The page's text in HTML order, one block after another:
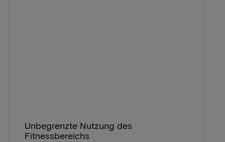
Unbegrenzte Nutzung des
Fitnessbereichs